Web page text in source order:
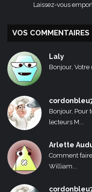
Laissez-vous
VOS COMMENTAIRES
Laly
Bonjour, Votre
Bonjour, Pour
lecteurs M...
Arlette
Comment
William...